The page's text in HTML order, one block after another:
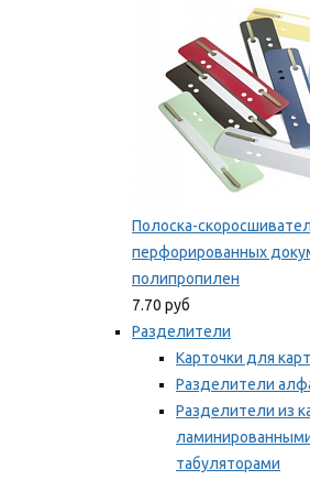
Полоска-
перфорированных
полипропилен
7.70 руб
Разделители
Карточки для
Разделители
Разделители из
табуляторами